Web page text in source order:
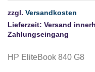
zzgl. Versandkosten
Lieferzeit: Versand
Zahlungseingang
HP EliteBook 840 G8